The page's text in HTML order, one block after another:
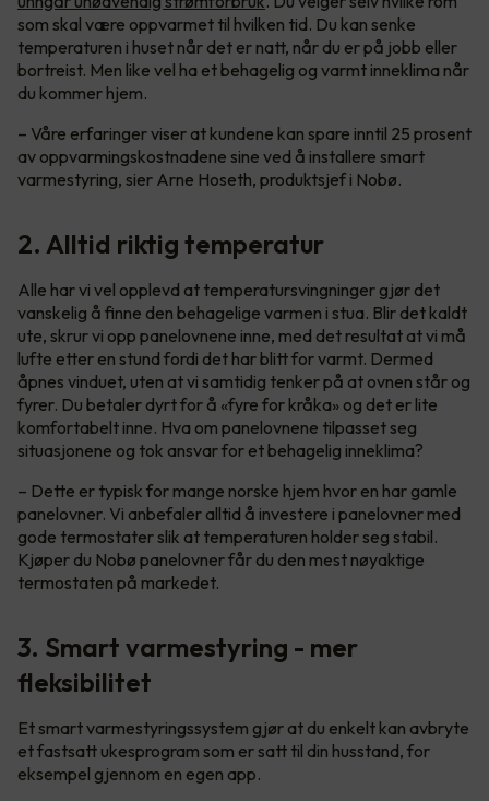
som skal være oppvarmet til hvilken tid. Du kan senke
temperaturen i huset når det er natt, når du er på jobb eller
bortreist. Men like vel ha et behagelig og varmt inneklima når
du kommer hjem.
– Våre erfaringer viser at kundene kan spare inntil 25 prosent
av oppvarmingskostnadene sine ved å installere smart
varmestyring, sier Arne Hoseth, produktsjef i Nobø.
2. Alltid riktig temperatur
Alle har vi vel opplevd at temperatursvingninger gjør det
vanskelig å finne den behagelige varmen i stua. Blir det kaldt
ute, skrur vi opp panelovnene inne, med det resultat at vi må
lufte etter en stund fordi det har blitt for varmt. Dermed
åpnes vinduet, uten at vi samtidig tenker på at ovnen står og
fyrer. Du betaler dyrt for å «fyre for kråka» og det er lite
komfortabelt inne. Hva om panelovnene tilpasset seg
situasjonene og tok ansvar for et behagelig inneklima?
– Dette er typisk for mange norske hjem hvor en har gamle
panelovner. Vi anbefaler alltid å investere i panelovner med
gode termostater slik at temperaturen holder seg stabil.
Kjøper du Nobø panelovner får du den mest nøyaktige
termostaten på markedet.
3. Smart varmestyring - mer
fleksibilitet
Et smart varmestyringssystem gjør at du enkelt kan avbryte
et fastsatt ukesprogram som er satt til din husstand, for
eksempel gjennom en egen app.